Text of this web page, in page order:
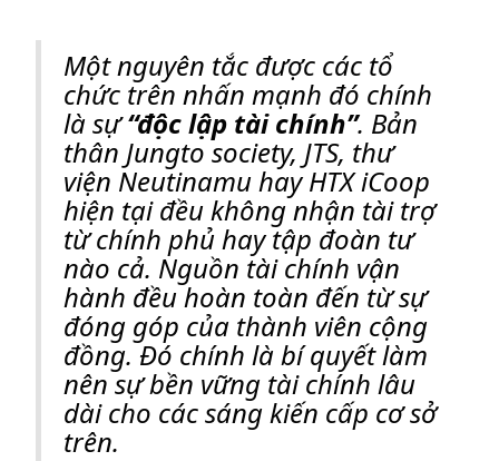
Một nguyên tắc được các tổ
chức trên nhấn mạnh đó chính
là sự“độc lập tài chính”. Bản
thân Jungto society, JTS, thư
viện Neutinamu hay HTX iCoop
hiện tại đều không nhận tài trợ
từ chính phủ hay tập đoàn tư
nào cả. Nguồn tài chính vận
hành đều hoàn toàn đến từ sự
đóng góp của thành viên cộng
đồng. Đó chính là bí quyết làm
nên sự bền vững tài chính lâu
dài cho các sáng kiến cấp cơ sở
trên.